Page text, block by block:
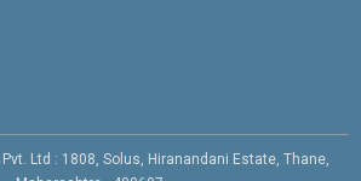
Ltd : 1808, Solus, Hiranandani Estate, Thane,